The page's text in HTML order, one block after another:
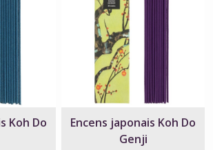
Koh Do
Encens japonais Koh Do
Genji